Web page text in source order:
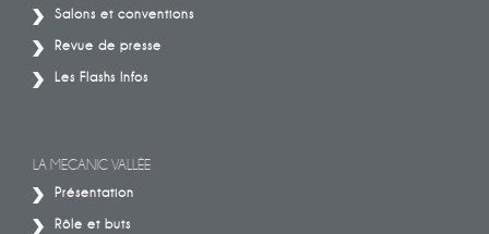
Salons et conventions
Revue de presse
Les Flashs Infos
LA MECANIC VALLÉE
Présentation
Rôle et buts